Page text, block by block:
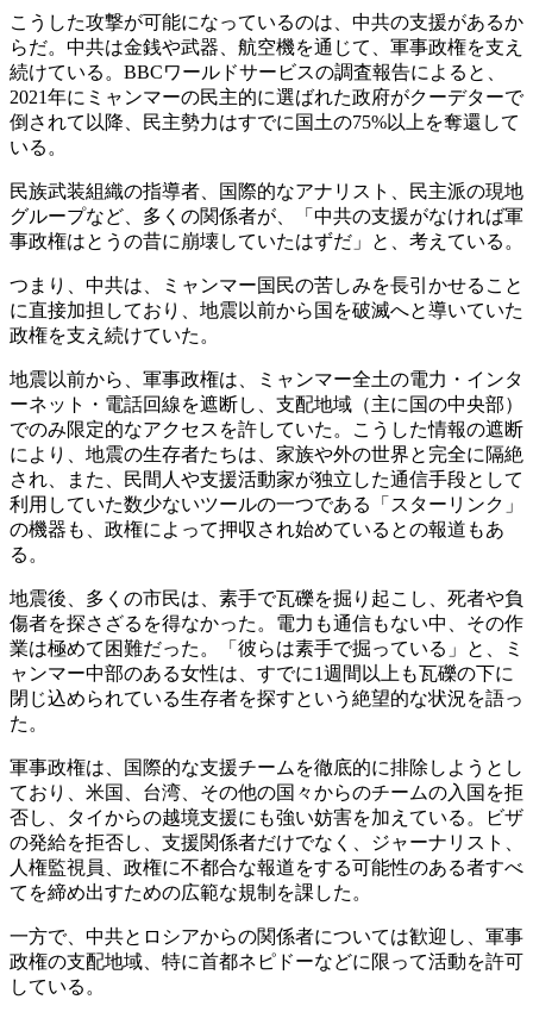
こうした攻撃が可能になっているのは、中共の支援があるか
らだ。中共は金銭や武器、航空機を通じて、軍事政権を支え
続けている。BBCワールドサービスの調査報告によると、
2021年にミャンマーの民主的に選ばれた政府がクーデターで
倒されて以降、民主勢力はすでに国土の75%以上を奪還して
いる。
民族武装組織の指導者、国際的なアナリスト、民主派の現地
グループなど、多くの関係者が、「中共の支援がなければ軍
事政権はとうの昔に崩壊していたはずだ」と、考えている。
つまり、中共は、ミャンマー国民の苦しみを長引かせること
に直接加担しており、地震以前から国を破滅へと導いていた
政権を支え続けていた。
地震以前から、軍事政権は、ミャンマー全土の電力・インタ
ーネット・電話回線を遮断し、支配地域（主に国の中央部）
でのみ限定的なアクセスを許していた。こうした情報の遮断
により、地震の生存者たちは、家族や外の世界と完全に隔絶
され、また、民間人や支援活動家が独立した通信手段として
利用していた数少ないツールの一つである「スターリンク」
の機器も、政権によって押収され始めているとの報道もあ
る。
地震後、多くの市民は、素手で瓦礫を掘り起こし、死者や負
傷者を探さざるを得なかった。電力も通信もない中、その作
業は極めて困難だった。「彼らは素手で掘っている」と、ミ
ャンマー中部のある女性は、すでに1週間以上も瓦礫の下に
閉じ込められている生存者を探すという絶望的な状況を語っ
た。
軍事政権は、国際的な支援チームを徹底的に排除しようとし
ており、米国、台湾、その他の国々からのチームの入国を拒
否し、タイからの越境支援にも強い妨害を加えている。ビザ
の発給を拒否し、支援関係者だけでなく、ジャーナリスト、
人権監視員、政権に不都合な報道をする可能性のある者すべ
てを締め出すための広範な規制を課した。
一方で、中共とロシアからの関係者については歓迎し、軍事
政権の支配地域、特に首都ネピドーなどに限って活動を許可
している。